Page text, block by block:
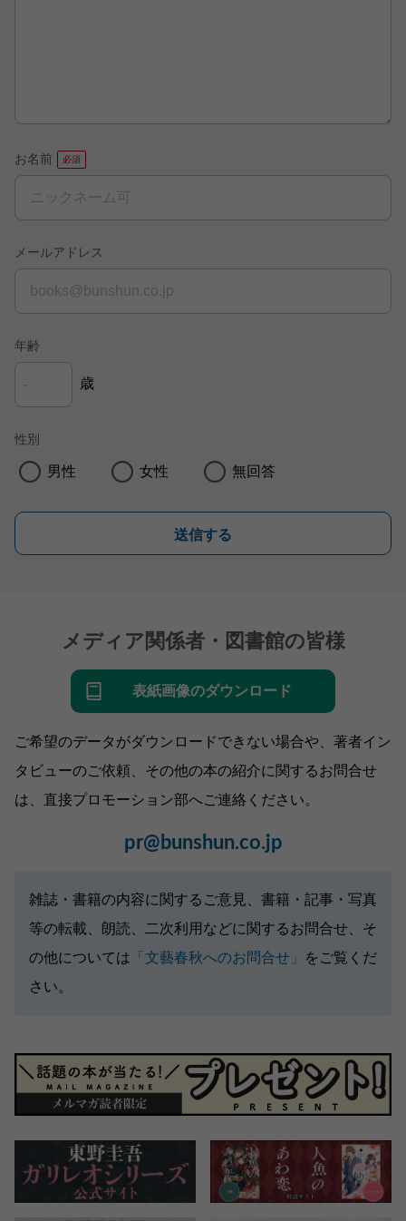
お名前
メールアドレス
年齢
歳
性別
男性 女性 無回答
送信する
メディア関係者・図書館の皆様
表紙画像のダウンロード
ご希望のデータがダウンロードできない場合や、著者イン
タビューのご依頼、その他の本の紹介に関するお問合せ
は、直接プロモーション部へご連絡ください。
pr@bunshun.co.jp
雑誌・書籍の内容に関するご意見、書籍・記事・写真
等の転載、朗読、二次利用などに関するお問合せ、そ
の他については 「文藝春秋へのお問合せ」
をご覧くだ
さい。